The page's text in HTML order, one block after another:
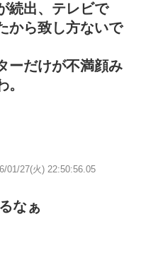
続出、テレビで
から致し方ないで
ーだけが不満顔み
01/27(火) 22:50:56.05
なぁ